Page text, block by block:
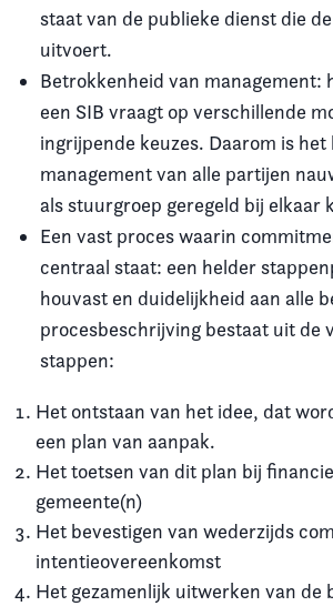
staat van de publieke dienst die
uitvoert.
Betrokkenheid van management:
een SIB vraagt op verschillende
ingrijpende keuzes. Daarom is
management van alle partijen
als stuurgroep geregeld bij elkaar
Een vast proces waarin
centraal staat: een helder
houvast en duidelijkheid aan alle
procesbeschrijving bestaat uit de
stappen:
Het ontstaan van het idee, dat
een plan van aanpak.
Het toetsen van dit plan bij
gemeente(n)
Het bevestigen van wederzijds
intentieovereenkomst
Het gezamenlijk uitwerken van de